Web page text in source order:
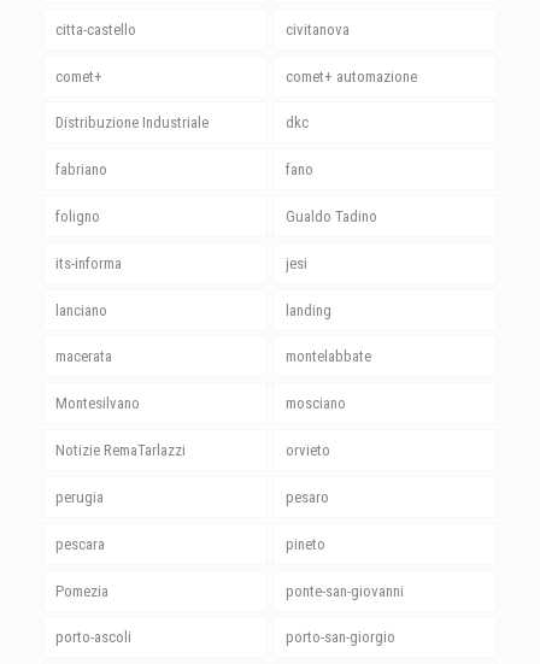
citta-castello civitanova
comet+ comet+ automazione
Distribuzione Industriale dkc
fabriano fano
foligno Gualdo Tadino
its-informa jesi
lanciano landing
macerata montelabbate
Montesilvano mosciano
Notizie RemaTarlazzi orvieto
perugia pesaro
pescara pineto
Pomezia ponte-san-giovanni
porto-ascoli porto-san-giorgio